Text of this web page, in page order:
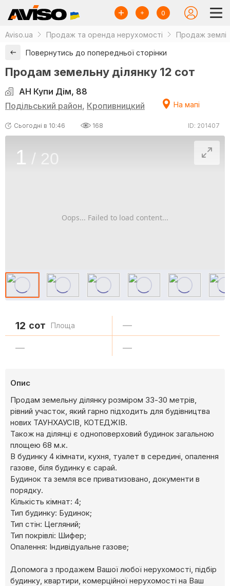
0
Aviso.ua Продаж та оренда нерухомості Продаж землі
Повернутись до попередньої сторінки
Продам земельну ділянку 12 сот
АН Купи Дім, 88
Подільський район, Кропивницкий На мапі
Сьогодні в 10:46 168 ID: 201407
Oops... Failed to load content...
1 / 20
12 сот Площа —
— —
Опис
Продам земельну ділянку розміром 33-30 метрів,
рівний участок, який гарно підходить для будівництва
нових ТАУНХАУСІВ, КОТЕДЖІВ.
Також на ділянці є одноповерховий будинок загальною
площею 68 м.к.
В будинку 4 кімнати, кухня, туалет в середині, опалення
газове, біля будинку є сарай.
Будинок та земля все приватизовано, документи в
порядку.
Кількість кімнат: 4;
Тип будинку: Будинок;
Тип стін: Цегляний;
Тип покрівлі: Шифер;
Опалення: Індивідуальне газове;
Допомога з продажем Вашої любої нерухомості, підбір
будинку, квартири, комерційної нерухомості на Ваш